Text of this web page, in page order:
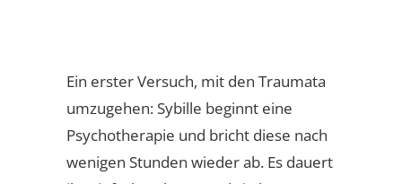
Ein erster Versuch, mit den Traumata
umzugehen: Sybille beginnt eine
Psychotherapie und bricht diese nach
wenigen Stunden wieder ab. Es dauert